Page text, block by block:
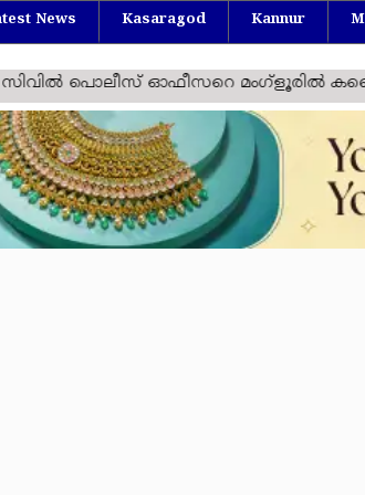
News Kasaragod Kannur